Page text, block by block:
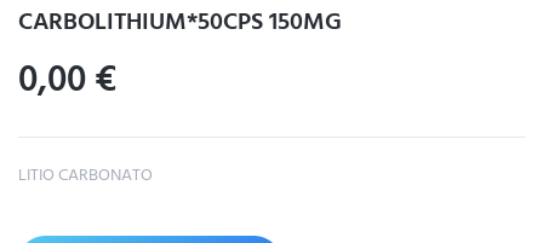
CARBOLITHIUM*50CPS 150MG
0,00€
LITIO CARBONATO